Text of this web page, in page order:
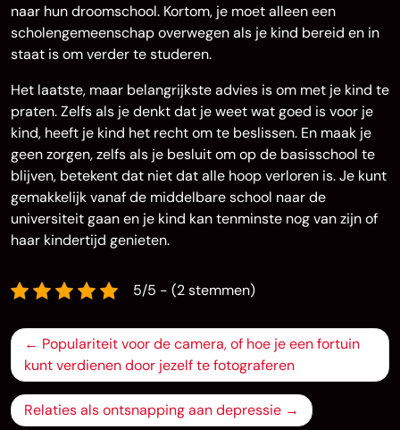
naar hun droomschool. Kortom, je moet alleen een
scholengemeenschap overwegen als je kind bereid en in
staat is om verder te studeren.
Het laatste, maar belangrijkste advies is om met je kind te
praten. Zelfs als je denkt dat je weet wat goed is voor je
kind, heeft je kind het recht om te beslissen. En maak je
geen zorgen, zelfs als je besluit om op de basisschool te
blijven, betekent dat niet dat alle hoop verloren is. Je kunt
gemakkelijk vanaf de middelbare school naar de
universiteit gaan en je kind kan tenminste nog van zijn of
haar kindertijd genieten.
5/5 - (2 stemmen)
Bericht
navigatie
Populariteit voor de camera, of hoe je een fortuin
kunt verdienen door jezelf te fotograferen
Relaties als ontsnapping aan depressie